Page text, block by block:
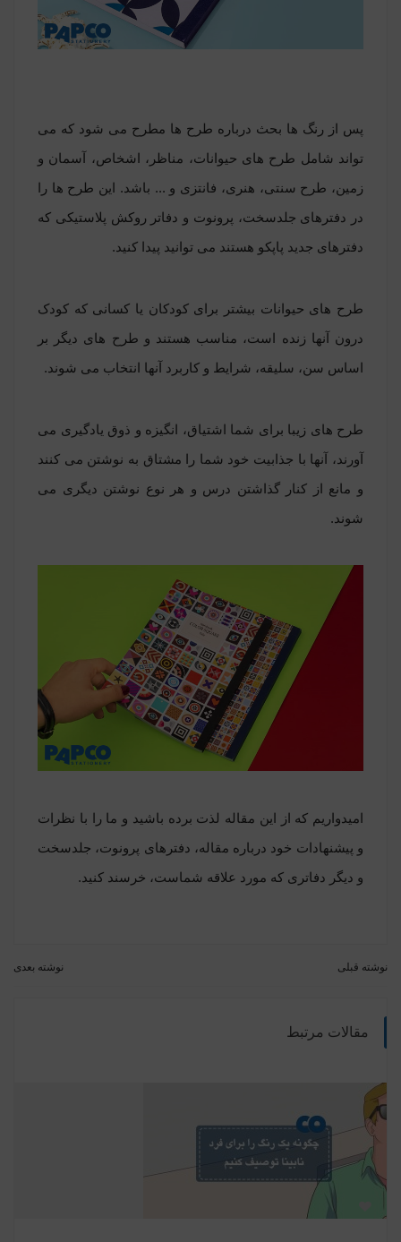
پس از رنگ ها بحث درباره طرح ها مطرح می شود که می
تواند شامل طرح های حیوانات، مناظر، اشخاص، آسمان و
زمین، طرح سنتی، هنری، فانتزی و ... باشد. این طرح ها را
در دفترهای جلدسخت، پرونوت و دفاتر روکش پلاستیکی که
دفترهای جدید پاپکو هستند می توانید پیدا کنید.
طرح های حیوانات بیشتر برای کودکان یا کسانی که کودک
درون آنها زنده است، مناسب هستند و طرح های دیگر بر
اساس سن، سلیقه، شرایط و کاربرد آنها انتخاب می شوند.
طرح های زیبا برای شما اشتیاق، انگیزه و ذوق یادگیری می
آورند، آنها با جذابیت خود شما را مشتاق به نوشتن می کنند
و مانع از کنار گذاشتن درس و هر نوع نوشتن دیگری می
شوند.
امیدواریم که از این مقاله لذت برده باشید و ما را با نظرات
و پیشنهادات خود درباره مقاله، دفترهای پرونوت، جلدسخت
و دیگر دفاتری که مورد علاقه شماست، خرسند کنید.
نوشته قبلی نوشته بعدی
مقالات مرتبط